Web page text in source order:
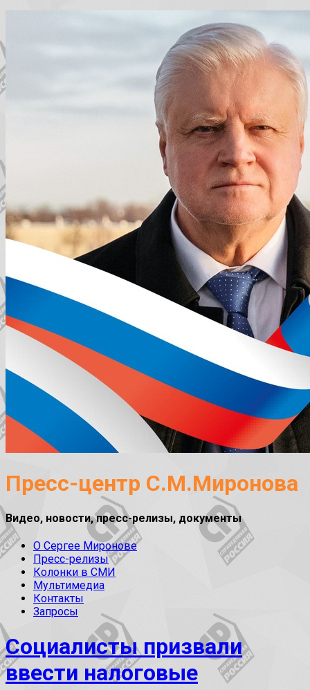
Пресс-центр С.М.Миронова
Видео, новости, пресс-релизы, документы
О Сергее Миронове
Пресс-релизы
Колонки в СМИ
Мультимедиа
Контакты
Запросы
Социалисты призвали
ввести налоговые